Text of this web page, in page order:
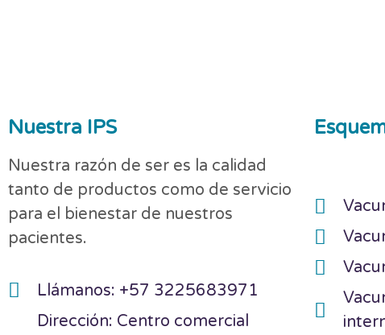
Nuestra IPS
Nuestra razón de ser es la calidad
tanto de productos como de servicio
para el bienestar de nuestros
pacientes.
Llámanos: +57 3225683971
Dirección: Centro comercial